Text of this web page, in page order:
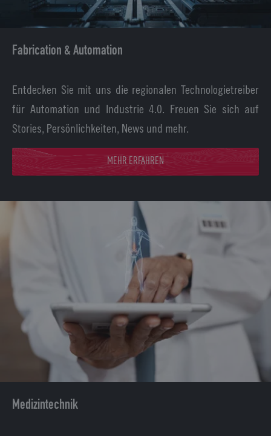
Fabrication & Automation
Entdecken Sie mit uns die regionalen Technologietreiber
für Automation und Industrie 4.0. Freuen Sie sich auf
Stories, Persönlichkeiten, News und mehr.
MEHR ERFAHREN
Medizintechnik